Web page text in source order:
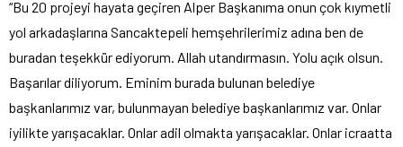
“Bu 20 projeyi hayata geçiren Alper Başkanıma onun çok kıymetli
yol arkadaşlarına Sancaktepeli hemşehrilerimiz adına ben de
buradan teşekkür ediyorum. Allah utandırmasın. Yolu açık olsun.
Başarılar diliyorum. Eminim burada bulunan belediye
başkanlarımız var, bulunmayan belediye başkanlarımız var. Onlar
iyilikte yarışacaklar. Onlar adil olmakta yarışacaklar. Onlar icraatta